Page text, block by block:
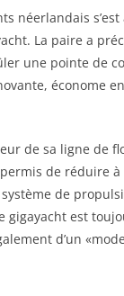
néerlandais
La paire a
une pointe de
économe
de sa ligne de
de réduire
de
gigayacht est
d’un